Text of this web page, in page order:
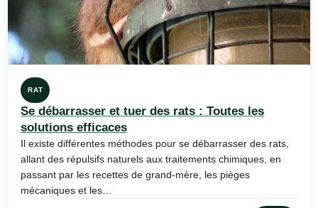
RAT
Se débarrasser et tuer des rats : Toutes les
solutions efficaces
Il existe différentes méthodes pour se débarrasser des rats,
allant des répulsifs naturels aux traitements chimiques, en
passant par les recettes de grand-mère, les pièges
mécaniques et les…